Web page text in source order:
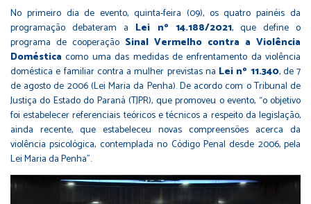
No primeiro dia de evento, quinta-feira (09), os quatro painéis da
programação debateram a Lei nº 14.188/2021, que define o
programa de cooperação Sinal Vermelho contra a Violência
Doméstica como uma das medidas de enfrentamento da violência
doméstica e familiar contra a mulher previstas na Lei nº 11.340, de 7
de agosto de 2006 (Lei Maria da Penha). De acordo com o Tribunal de
Justiça do Estado do Paraná (TJPR), que promoveu o evento, “o objetivo
foi estabelecer referenciais teóricos e técnicos a respeito da legislação,
ainda recente, que estabeleceu novas compreensões acerca da
violência psicológica, contemplada no Código Penal desde 2006, pela
Lei Maria da Penha”.